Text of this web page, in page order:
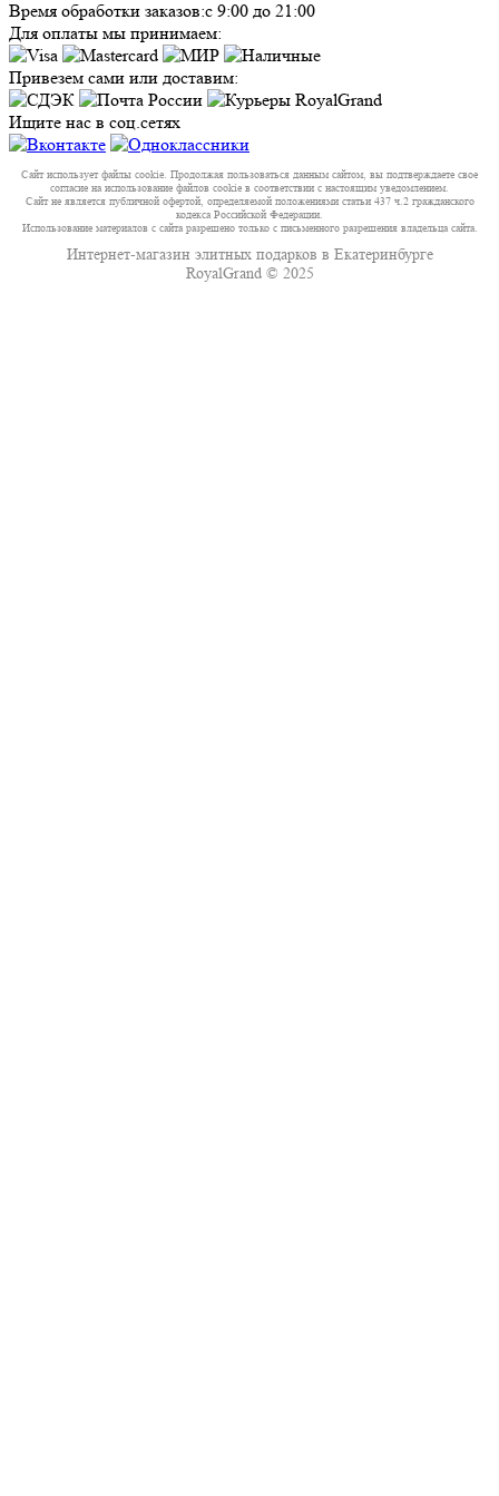
Время обработки заказов:с 9:00 до 21:00
Для оплаты мы принимаем:
Привезем сами или доставим:
Ищите нас в соц.сетях
Сайт использует файлы cookie. Продолжая пользоваться данным сайтом, вы подтверждаете свое
согласие на использование файлов cookie в соответствии с настоящим уведомлением.
Сайт не является публичной офертой, определяемой положениями статьи 437 ч.2 гражданского
кодекса Российской Федерации.
Использование материалов с сайта разрешено только с письменного разрешения владельца сайта.
Интернет-магазин элитных подарков в Екатеринбурге
RoyalGrand © 2025